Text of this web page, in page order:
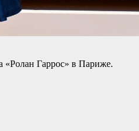
«Ролан Гаррос» в Париже.